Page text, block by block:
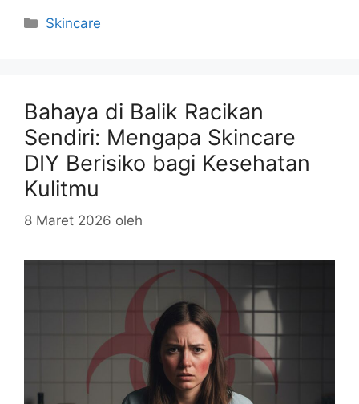
Kategori
Skincare
Bahaya di Balik Racikan
Sendiri: Mengapa Skincare
DIY Berisiko bagi Kesehatan
Kulitmu
8 Maret 2026 oleh